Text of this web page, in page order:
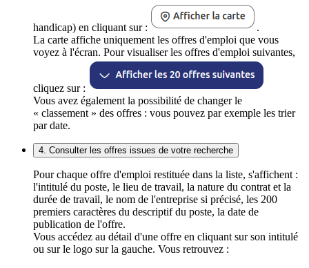
handicap) en cliquant sur :
.
La carte affiche uniquement les offres d'emploi que vous
voyez à l'écran. Pour visualiser les offres d'emploi suivantes,
cliquez sur :
Vous avez également la possibilité de changer le
« classement » des offres : vous pouvez par exemple les trier
par date.
4. Consulter les offres issues de votre recherche
Pour chaque offre d'emploi restituée dans la liste, s'affichent :
l'intitulé du poste, le lieu de travail, la nature du contrat et la
durée de travail, le nom de l'entreprise si précisé, les 200
premiers caractères du descriptif du poste, la date de
publication de l'offre.
Vous accédez au détail d'une offre en cliquant sur son intitulé
ou sur le logo sur la gauche. Vous retrouvez :